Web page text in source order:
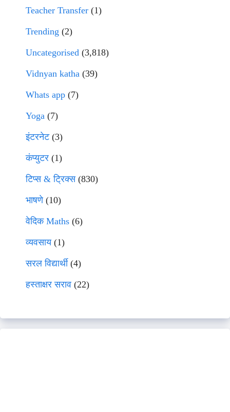
Teacher Transfer (1)
Trending (2)
Uncategorised (3,818)
Vidnyan katha (39)
Whats app (7)
Yoga (7)
इंटरनेट(3)
कंप्युटर (1)
टिप्स & ट्रिक्स(830)
भाषणे(10)
वेदिक Maths (6)
व्यवसाय(1)
सरल विद्यार्थी(4)
हस्ताक्षर सराव (22)